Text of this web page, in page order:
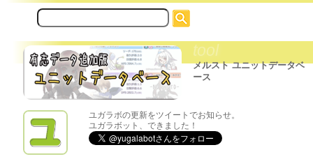
サ
イ
内
検
索:
tool
メルスト ユニットデータベ
ース
ユガラボの更新をツイートでお知らせ。
ユガラボット、できました！